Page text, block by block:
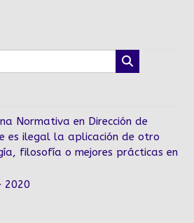
Normativa en Dirección de
es ilegal la aplicación de otro
filosofía o mejores prácticas en
2020